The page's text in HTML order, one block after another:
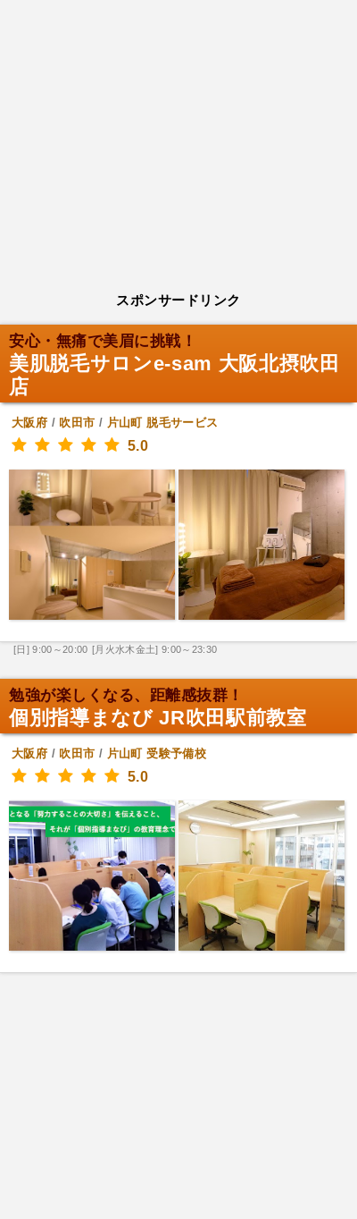
スポンサードリンク
安心・無痛で美眉に挑戦！
美肌脱毛サロンe-sam 大阪北摂吹田
店
大阪府 / 吹田市 / 片山町 脱毛サービス
5.0
[日] 9:00～20:00 [月火水木金土] 9:00～23:30
勉強が楽しくなる、距離感抜群！
個別指導まなび JR吹田駅前教室
大阪府 / 吹田市 / 片山町 受験予備校
5.0